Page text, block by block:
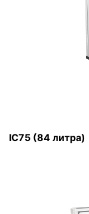
IC75 (84 литра)